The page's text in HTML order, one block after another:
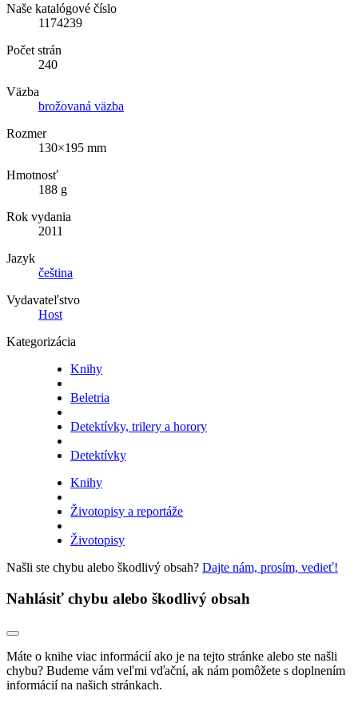
Naše katalógové číslo
1174239
Počet strán
240
Väzba
brožovaná väzba
Rozmer
130×195 mm
Hmotnosť
188 g
Rok vydania
2011
Jazyk
čeština
Vydavateľstvo
Host
Kategorizácia
Knihy
Beletria
Detektívky, trilery a horory
Detektívky
Knihy
Životopisy a reportáže
Životopisy
Našli ste chybu alebo škodlivý obsah? Dajte nám, prosím, vedieť!
Nahlásiť chybu alebo škodlivý obsah
Máte o knihe viac informácií ako je na tejto stránke alebo ste našli
chybu? Budeme vám veľmi vďační, ak nám pomôžete s doplnením
informácií na našich stránkach.